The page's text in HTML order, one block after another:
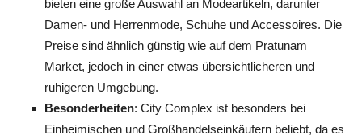
bieten eine große Auswahl an Modeartikeln, darunter
Damen- und Herrenmode, Schuhe und Accessoires. Die
Preise sind ähnlich günstig wie auf dem Pratunam
Market, jedoch in einer etwas übersichtlicheren und
ruhigeren Umgebung.
Besonderheiten: City Complex ist besonders bei
Einheimischen und Großhandelseinkäufern beliebt, da es